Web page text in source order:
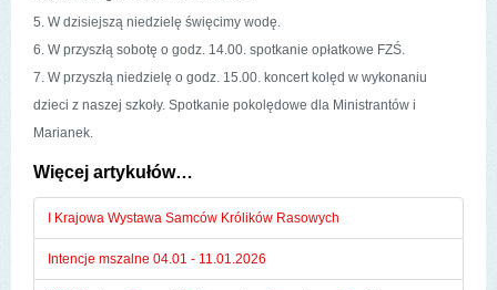
5. W dzisiejszą niedzielę święcimy wodę.
6. W przyszłą sobotę o godz. 14.00. spotkanie opłatkowe FZŚ.
7. W przyszłą niedzielę o godz. 15.00. koncert kolęd w wykonaniu
dzieci z naszej szkoły. Spotkanie pokolędowe dla Ministrantów i
Marianek.
Więcej artykułów…
I Krajowa Wystawa Samców Królików Rasowych
Intencje mszalne 04.01 - 11.01.2026